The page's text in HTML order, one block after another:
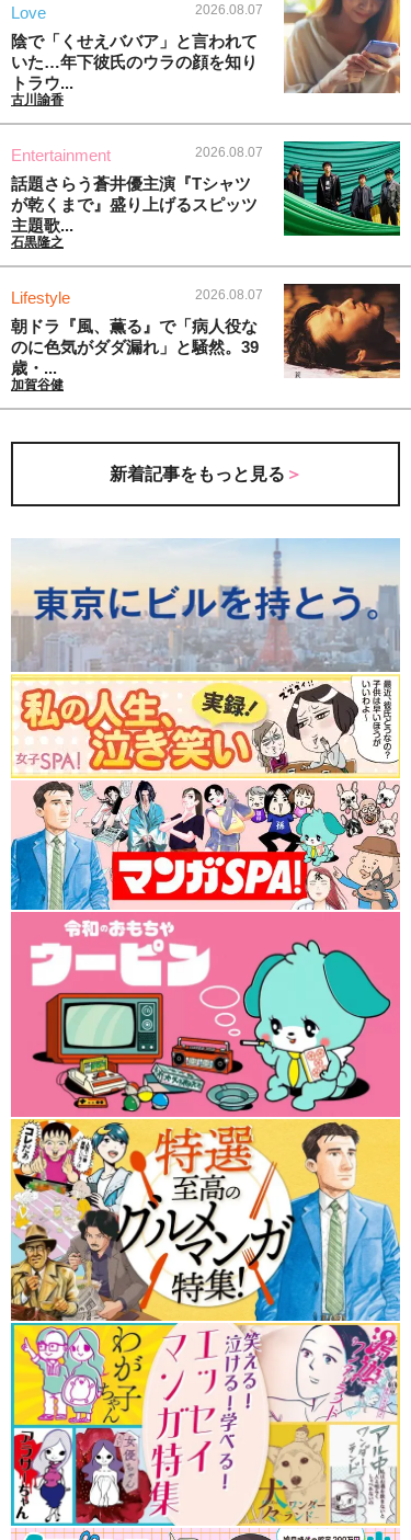
Love 2026.08.07
陰で「くせえババア」と言われて
いた…年下彼氏のウラの顔を知り
トラウ...
古川諭香
Entertainment 2026.08.07
話題さらう蒼井優主演『Tシャツ
が乾くまで』盛り上げるスピッツ
主題歌...
石黒隆之
Lifestyle 2026.08.07
朝ドラ『風、薫る』で「病人役な
のに色気がダダ漏れ」と騒然。39
歳・...
加賀谷健
新着記事をもっと見る